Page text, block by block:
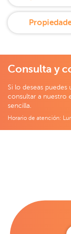
Consulta y
Si lo deseas
consultar a nuestro
sencilla.
Horario de atención: